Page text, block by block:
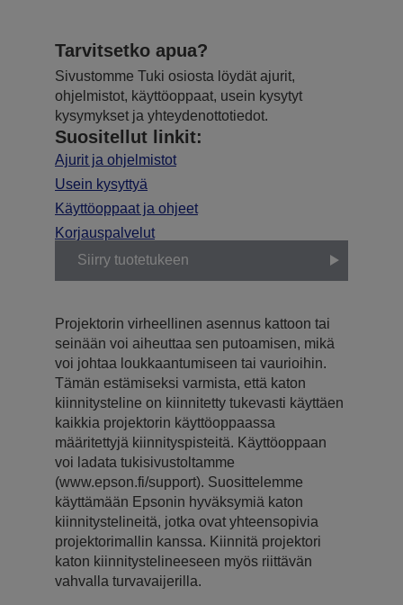
Tarvitsetko apua?
Sivustomme Tuki osiosta löydät ajurit,
ohjelmistot, käyttöoppaat, usein kysytyt
kysymykset ja yhteydenottotiedot.
Suositellut linkit:
Ajurit ja ohjelmistot
Usein kysyttyä
Käyttöoppaat ja ohjeet
Korjauspalvelut
Siirry tuotetukeen
Projektorin virheellinen asennus kattoon tai
seinään voi aiheuttaa sen putoamisen, mikä
voi johtaa loukkaantumiseen tai vaurioihin.
Tämän estämiseksi varmista, että katon
kiinnitysteline on kiinnitetty tukevasti käyttäen
kaikkia projektorin käyttöoppaassa
määritettyjä kiinnityspisteitä. Käyttöoppaan
voi ladata tukisivustoltamme
(www.epson.fi/support). Suosittelemme
käyttämään Epsonin hyväksymiä katon
kiinnitystelineitä, jotka ovat yhteensopivia
projektorimallin kanssa. Kiinnitä projektori
katon kiinnitystelineeseen myös riittävän
vahvalla turvavaijerilla.